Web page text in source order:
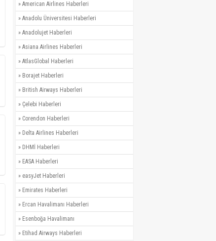
» American Airlines Haberleri
» Anadolu Üniversitesi Haberleri
» Anadolujet Haberleri
» Asiana Airlines Haberleri
» AtlasGlobal Haberleri
» Borajet Haberleri
» British Airways Haberleri
» Çelebi Haberleri
» Corendon Haberleri
» Delta Airlines Haberleri
» DHMİ Haberleri
» EASA Haberleri
» easyJet Haberleri
» Emirates Haberleri
» Ercan Havalimanı Haberleri
» Esenboğa Havalimanı
» Etihad Airways Haberleri